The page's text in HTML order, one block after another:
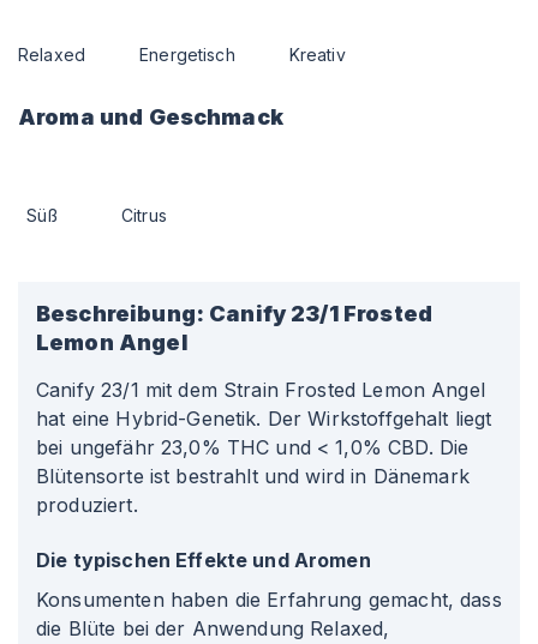
Relaxed Energetisch Kreativ
Aroma und Geschmack
Süß Citrus
Beschreibung: Canify 23/1 Frosted
Lemon Angel
Canify 23/1 mit dem Strain Frosted Lemon Angel
hat eine Hybrid-Genetik. Der Wirkstoffgehalt liegt
bei ungefähr 23,0% THC und < 1,0% CBD. Die
Blütensorte ist bestrahlt und wird in Dänemark
produziert.
Die typischen Effekte und Aromen
Konsumenten haben die Erfahrung gemacht, dass
die Blüte bei der Anwendung Relaxed,